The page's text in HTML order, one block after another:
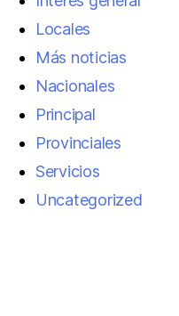
Locales
Más noticias
Nacionales
Principal
Provinciales
Servicios
Uncategorized